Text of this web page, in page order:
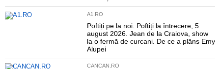
A1.RO
Poftiți pe la noi: Poftiți la întrecere, 5
august 2026. Jean de la Craiova, show
la o fermă de curcani. De ce a plâns Emy
Alupei
CANCAN.RO